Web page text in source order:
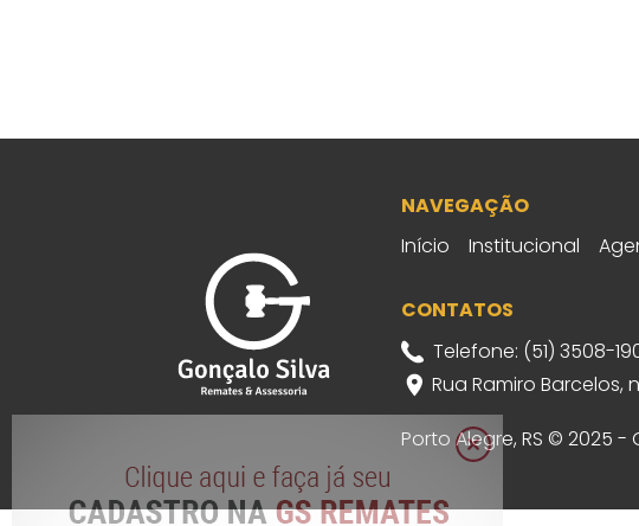
NAVEGAÇÃO
Início
Institucional
CONTATOS
Telefone: (51) 3508-
Rua Ramiro Barcelos,
Porto Alegre, RS © 2025